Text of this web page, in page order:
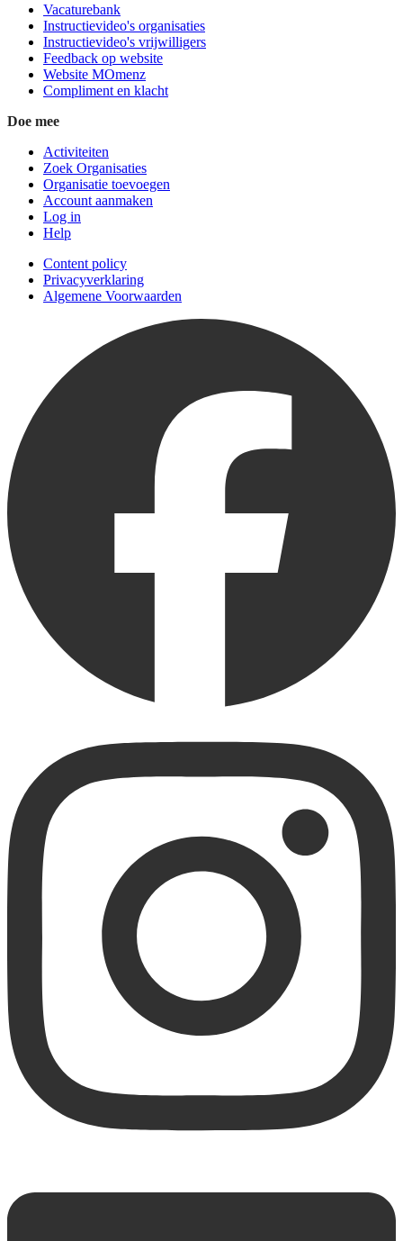
Vacaturebank
Instructievideo's organisaties
Instructievideo's vrijwilligers
Feedback op website
Website MOmenz
Compliment en klacht
Doe mee
Activiteiten
Zoek Organisaties
Organisatie toevoegen
Account aanmaken
Log in
Help
Content policy
Privacyverklaring
Algemene Voorwaarden